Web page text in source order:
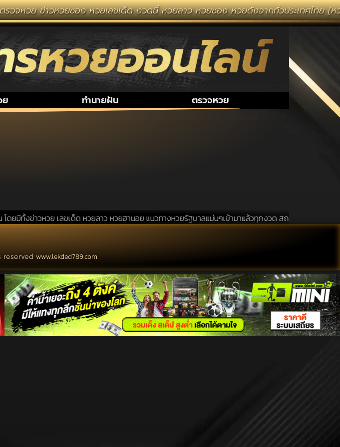
หวย ข่าวหวยซอง หวยเลขเด็ด งวดนี้ หวยลาว หวยซอง หวยดังจากทั่วประเทศไทย (หวยไ
ย ทำนายฝัน ตรวจหวย
ดยมีทั้งข่าวหวย เลขเด็ด หวยลาว หวยฮานอย แนวทางหวยรัฐบาลแม่นๆเข้ามาแล้วทุกงวด สถานที่ขอหวย
reserved www.lekded789.com